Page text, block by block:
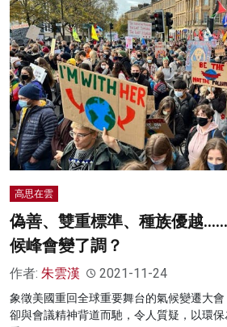
高思在雲
偽善、雙重標準、種族優越
候峰會變了調？
作者: 朱雲漢 2021-11-24
象徵美國重回全球重要舞台的氣候變遷大
卻與會議精神背道而馳，令人質疑，以環